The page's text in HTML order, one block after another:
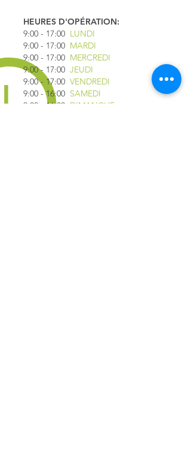
HEURES D'OPÉRATION:
9:00 - 17:00 LUNDI
9:00 - 17:00 MARDI
9:00 - 17:00 MERCREDI
9:00 - 17:00 JEUDI
9:00 - 17:00 VENDREDI
9:00 - 16:00 SAMEDI
9:00 - 16:00 DIMANCHE